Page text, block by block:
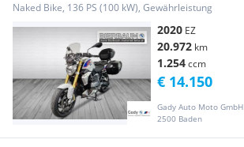
Naked Bike, 136 PS (100 kW), Gewährleistung
2020 EZ
20.972 km
1.254ccm
Gady Auto Moto GmbH
2500 Baden
€ 14.150